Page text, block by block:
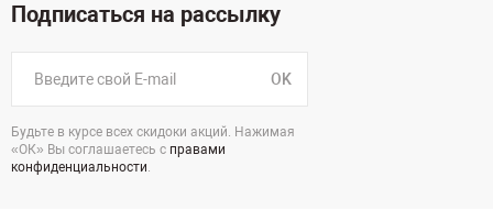
Подписаться на рассылку
OK
Будьте в курсе всех скидоки акций. Нажимая
«ОК» Вы соглашаетесь с правами
конфиденциальности.